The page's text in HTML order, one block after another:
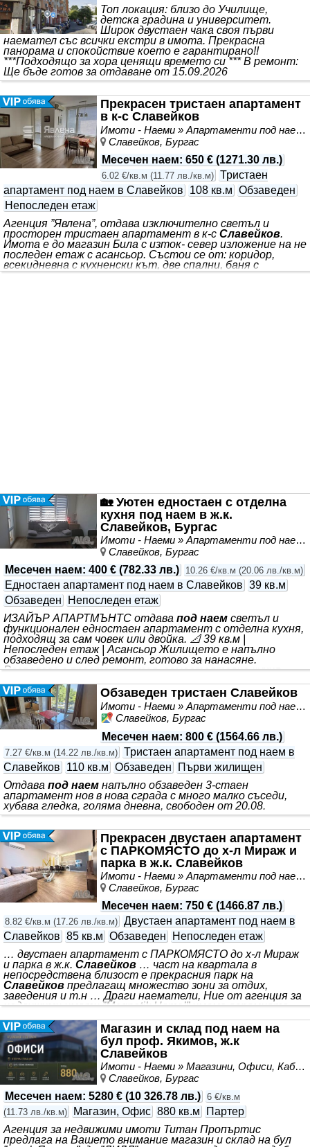
Топ локация: близо до Училище,
детска градина и университет.
Широк двустаен чака своя първи
наемател със всички екстри в имота. Прекрасна
панорама и спокойствие което е гарантирано!!
***Подходящо за хора ценящи времето си *** В ремонт:
Ще бъде готов за отдаване от 15.09.2026
Прекрасен тристаен апартамент
в к-с Славейков
Имоти - Наеми » Апартаменти под наем
Славейков, Бургас
Месечен наем: 650 € (1271.30 лв.)
6.02 €/кв.м (11.77 лв./кв.м) Тристаен
апартамент под наем в Славейков
108 кв.м Обзаведен
Непоследен етаж
Агенция ”Явлена”, отдава изключително светъл и
просторен тристаен апартамент в к-с Славейков.
Имота е до магазин Била с изток- север изложение на не
последен етаж с асансьор. Състои се от: коридор,
всекидневна с кухненски кът, две спални, баня с
тоалетна и отделно тоалетна, мокро помещение и две
🏡 Уютен едностаен с отделна
кухня под наем в ж.к.
Славейков, Бургас
Имоти - Наеми » Апартаменти под наем
Славейков, Бургас
Месечен наем: 400 € (782.33 лв.) 10.26 €/кв.м (20.06 лв./кв.м)
Едностаен апартамент под наем в Славейков 39 кв.м
Обзаведен
Непоследен етаж
ИЗАЙЪР АПАРТМЪНТС отдава под наем светъл и
функционален едностаен апартамент с отделна кухня,
подходящ за сам човек или двойка. 📐 39 кв.м |
Непоследен етаж | Асансьор Жилището е напълно
обзаведено и след ремонт, готово за нанасяне.
Разполага с просторна стая, самостоятелна кухня,
ежедневие. Отоплението и охлаждането са решени с
климатик. 📍 Отлична локация - в близост до
Университет „Проф. д-р Асен Златаров“, УМБАЛ „Сърце
и Мозък“, молове, магазини, куриерски офиси, училища,
детски градини и спирки на градския транспорт. 🚗
Обзаведен тристаен Славейков
Имоти - Наеми » Апартаменти под наем
Славейков, Бургас
Месечен наем: 800 € (1564.66 лв.)
7.27 €/кв.м (14.22 лв./кв.м) Тристаен апартамент под наем в
Славейков
110 кв.м Обзаведен
Първи жилищен
Отдава под наем напълно обзаведен 3-стаен
апартамент нов в нова сграда с много малко съседи,
хубава гледка, голяма дневна, свободен от 20.08.
Прекрасен двустаен апартамент
с ПАРКОМЯСТО до х-л Мираж и
парка в ж.к. Славейков
Имоти - Наеми » Апартаменти под наем
Славейков, Бургас
Месечен наем: 750 € (1466.87 лв.)
8.82 €/кв.м (17.26 лв./кв.м) Двустаен апартамент под наем в
Славейков 85 кв.м Обзаведен
Непоследен етаж
… двустаен апартамент с ПАРКОМЯСТО до х-л Мираж
и парка в ж.к. Славейков … част на квартала в
непосредствена близост е прекрасния парк на
Славейков предлагащ множество зони за отдих,
заведения и т.н … Драги наематели, Ние от агенция за
недвижими имоти ”Magnetik Home’” имаме огромното
а именно прекрасен *** . Разпределението на имота се
разгръща както следва: входно антре, голяма баня със
стъклена преграда + тоалетна, просторен хол +
кухненски бокс, голямо спално помещение и голяма
открита тераса. Изложението на имота е изцяло
ЗАПАДНО, което го прави
Магазин и склад под наем на
бул проф. Якимов, ж.к
Славейков
Имоти - Наеми » Магазини, Офиси, Кабинети, Салони
Славейков, Бургас
Месечен наем: 5280 € (10 326.78 лв.) 6 €/кв.м
(11.73 лв./кв.м) Магазин, Офис 880 кв.м
Партер
Агенция за недвижими имоти Титан Пропъртис
предлага на Вашето внимание магазин и склад на бул